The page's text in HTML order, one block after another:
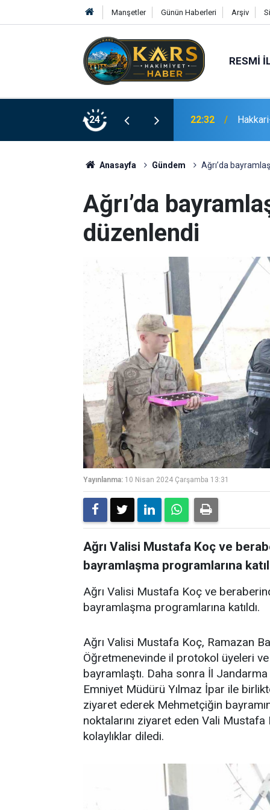
Manşetler Günün Haberleri Arşiv
RESMI
24 22:32
Anasayfa Gündem Ağrı’da
Ağrı’da
düzenlendi
Yayınlanma: 10 Nisan 2024 Çarşamba 13:31
Ağrı Valisi Mustafa Koç ve
bayramlaşma programlarına
Ağrı Valisi Mustafa Koç ve
bayramlaşma programlarına katıldı.
Ağrı Valisi Mustafa Koç, Ramazan
Öğretmenevinde il protokol üyeleri
bayramlaştı. Daha sonra İl
Emniyet Müdürü Yılmaz İpar ile
ziyaret ederek Mehmetçiğin
noktalarını ziyaret eden Vali
kolaylıklar diledi.